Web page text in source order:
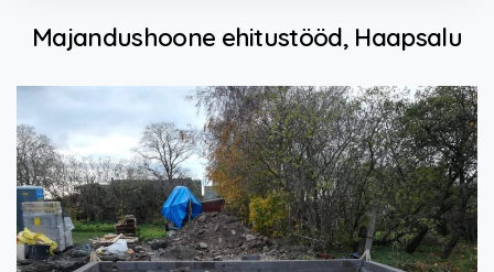
Majandushoone ehitustööd, Haapsalu